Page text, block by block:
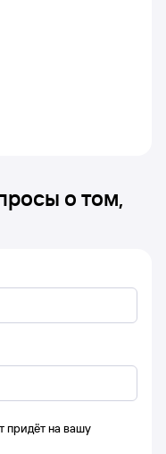
о том,
придёт на вашу